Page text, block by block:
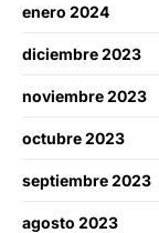
enero 2024
diciembre 2023
noviembre 2023
octubre 2023
septiembre 2023
agosto 2023